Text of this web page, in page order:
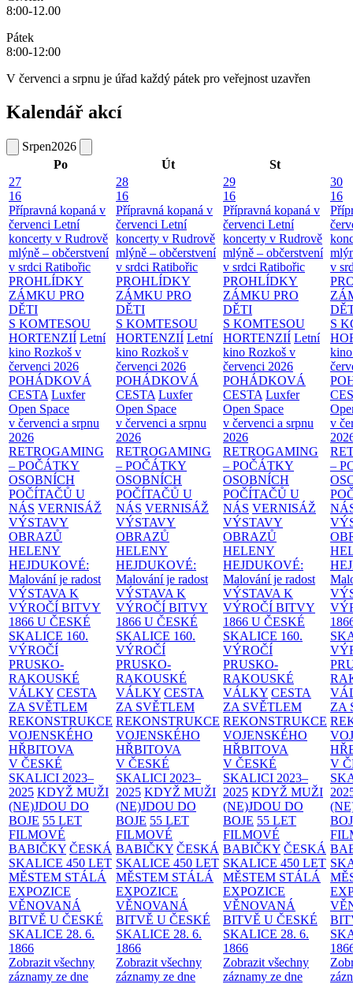
8:00-12.00
Pátek
8:00-12:00
V červenci a srpnu je úřad každý pátek pro veřejnost uzavřen
Kalendář akcí
Srpen2026
Po
Út
St
27
16
Přípravná kopaná v
červenci Letní
koncerty v Rudrově
mlýně – občerstvení
v srdci Ratibořic
PROHLÍDKY
ZÁMKU PRO
DĚTI
S KOMTESOU
HORTENZIÍ Letní
kino Rozkoš v
červenci 2026
POHÁDKOVÁ
CESTA Luxfer
Open Space
v červenci a srpnu
2026
RETROGAMING
– POČÁTKY
OSOBNÍCH
POČÍTAČŮ U
NÁS VERNISÁŽ
VÝSTAVY
OBRAZŮ
HELENY
HEJDUKOVÉ:
Malování je radost
VÝSTAVA K
VÝROČÍ BITVY
1866 U ČESKÉ
SKALICE 160.
VÝROČÍ
PRUSKO-
RAKOUSKÉ
VÁLKY CESTA
ZA SVĚTLEM
REKONSTRUKCE
VOJENSKÉHO
HŘBITOVA
V ČESKÉ
SKALICI 2023–
2025 KDYŽ MUŽI
(NE)JDOU DO
BOJE 55 LET
FILMOVÉ
BABIČKY ČESKÁ
SKALICE 450 LET
MĚSTEM STÁLÁ
EXPOZICE
VĚNOVANÁ
BITVĚ U ČESKÉ
SKALICE 28. 6.
1866
Zobrazit všechny
záznamy ze dne
28
16
Přípravná kopaná v
červenci Letní
koncerty v Rudrově
mlýně – občerstvení
v srdci Ratibořic
PROHLÍDKY
ZÁMKU PRO
DĚTI
S KOMTESOU
HORTENZIÍ Letní
kino Rozkoš v
červenci 2026
POHÁDKOVÁ
CESTA Luxfer
Open Space
v červenci a srpnu
2026
RETROGAMING
– POČÁTKY
OSOBNÍCH
POČÍTAČŮ U
NÁS VERNISÁŽ
VÝSTAVY
OBRAZŮ
HELENY
HEJDUKOVÉ:
Malování je radost
VÝSTAVA K
VÝROČÍ BITVY
1866 U ČESKÉ
SKALICE 160.
VÝROČÍ
PRUSKO-
RAKOUSKÉ
VÁLKY CESTA
ZA SVĚTLEM
REKONSTRUKCE
VOJENSKÉHO
HŘBITOVA
V ČESKÉ
SKALICI 2023–
2025 KDYŽ MUŽI
(NE)JDOU DO
BOJE 55 LET
FILMOVÉ
BABIČKY ČESKÁ
SKALICE 450 LET
MĚSTEM STÁLÁ
EXPOZICE
VĚNOVANÁ
BITVĚ U ČESKÉ
SKALICE 28. 6.
1866
Zobrazit všechny
záznamy ze dne
29
16
Přípravná kopaná v
červenci Letní
koncerty v Rudrově
mlýně – občerstvení
v srdci Ratibořic
PROHLÍDKY
ZÁMKU PRO
DĚTI
S KOMTESOU
HORTENZIÍ Letní
kino Rozkoš v
červenci 2026
POHÁDKOVÁ
CESTA Luxfer
Open Space
v červenci a srpnu
2026
RETROGAMING
– POČÁTKY
OSOBNÍCH
POČÍTAČŮ U
NÁS VERNISÁŽ
VÝSTAVY
OBRAZŮ
HELENY
HEJDUKOVÉ:
Malování je radost
VÝSTAVA K
VÝROČÍ BITVY
1866 U ČESKÉ
SKALICE 160.
VÝROČÍ
PRUSKO-
RAKOUSKÉ
VÁLKY CESTA
ZA SVĚTLEM
REKONSTRUKCE
VOJENSKÉHO
HŘBITOVA
V ČESKÉ
SKALICI 2023–
2025 KDYŽ MUŽI
(NE)JDOU DO
BOJE 55 LET
FILMOVÉ
BABIČKY ČESKÁ
SKALICE 450 LET
MĚSTEM STÁLÁ
EXPOZICE
VĚNOVANÁ
BITVĚ U ČESKÉ
SKALICE 28. 6.
1866
Zobrazit všechny
záznamy ze dne
30
16
v
S
v
–
ZA
V